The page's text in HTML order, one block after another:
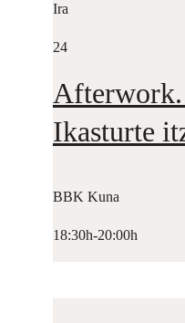
Ira
24
Ikasturte
BBK Kuna
18:30h-20:00h